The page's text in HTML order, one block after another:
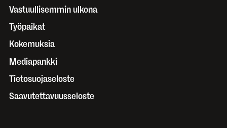
Vastuullisemmin ulkona
Työpaikat
Kokemuksia
Mediapankki
Tietosuojaseloste
Saavutettavuusseloste